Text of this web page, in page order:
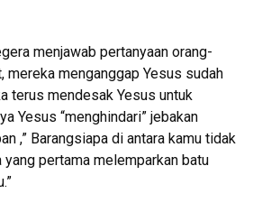
menjawab pertanyaan orang-
mereka menganggap Yesus sudah
terus mendesak Yesus untuk
Yesus “menghindari” jebakan
,” Barangsiapa di antara kamu tidak
pertama melemparkan batu